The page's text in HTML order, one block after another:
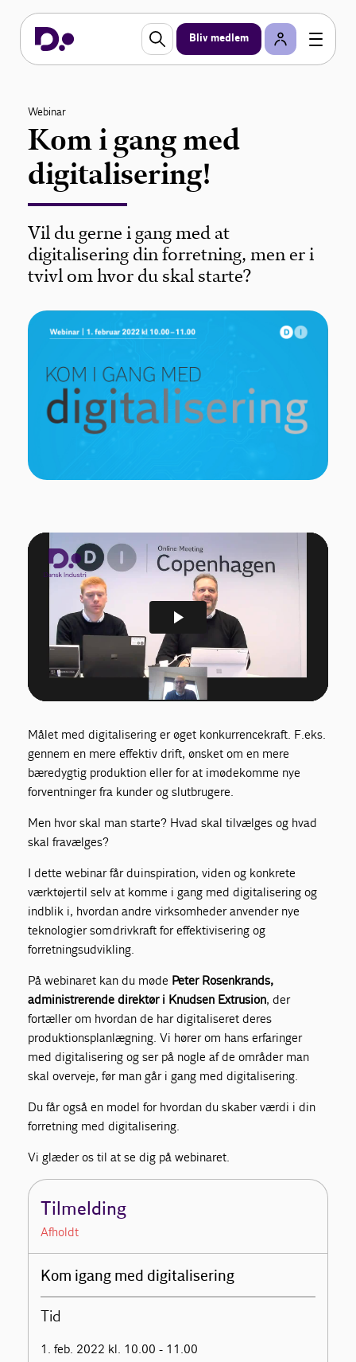
Bliv medlem
Webinar
Kom i gang med
digitalisering!
Vil du gerne i gang med at
digitalisering din forretning, men er i
tvivl om hvor du skal starte?
Målet med digitalisering er øget konkurrencekraft. F.eks.
gennem en mere effektiv drift, ønsket om en mere
bæredygtig produktion eller for at imødekomme nye
forventninger fra kunder og slutbrugere.
Men hvor skal man starte? Hvad skal tilvælges og hvad
skal fravælges?
I dette webinar får du inspiration, viden og konkrete
værktøjer til selv at komme i gang med digitalisering og
indblik i, hvordan andre virksomheder anvender nye
teknologier som drivkraft for effektivisering og
forretningsudvikling.
På webinaret kan du møde Peter Rosenkrands,
administrerende direktør i Knudsen Extrusion, der
fortæller om hvordan de har digitaliseret deres
produktionsplanlægning. Vi hører om hans erfaringer
med digitalisering og ser på nogle af de områder man
skal overveje, før man går i gang med digitalisering.
Du får også en model for hvordan du skaber værdi i din
forretning med digitalisering.
Vi glæder os til at se dig på webinaret.
Tilmelding
Afholdt
Kom igang med digitalisering
Tid
1. feb. 2022 kl. 10.00 - 11.00